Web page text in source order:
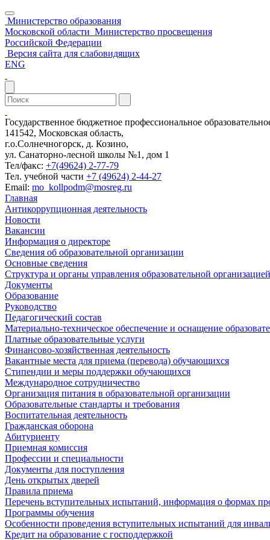
Министерство образования
Московской области Министерство просвещения
Российской Федерации
Версия сайта для слабовидящих
ENG
Государственное бюджетное профессиональное
141542, Московская область,
г.о.Солнечногорск, д. Козино,
ул. Санаторно-лесной школы №1, дом 1
Тел/факс: +7(49624) 2-77-79
Тел. учебной части +7 (49624) 2-44-27
Email: mo_kollpodm@mosreg.ru
Главная
Антикоррупционная деятельность
Новости
Вакансии
Информация о директоре
Сведения об образовательной организации
Основные сведения
Структура и органы управления образовательной организацией
Документы
Образование
Руководство
Педагогический состав
Материально-техническое обеспечение и оснащение
Платные образовательные услуги
Финансово-хозяйственная деятельность
Вакантные места для приема (перевода) обучающихся
Стипендии и меры поддержки обучающихся
Международное сотрудничество
Организация питания в образовательной организации
Образовательные стандарты и требования
Воспитательная деятельность
Гражданская оборона
Абитуриенту
Приемная комиссия
Профессии и специальности
Документы для поступления
День открытых дверей
Правила приема
Перечень вступительных испытаний, информация о формах
Программы обучения
Особенности проведения вступительных испытаний для
Кредит на образование с господдержкой